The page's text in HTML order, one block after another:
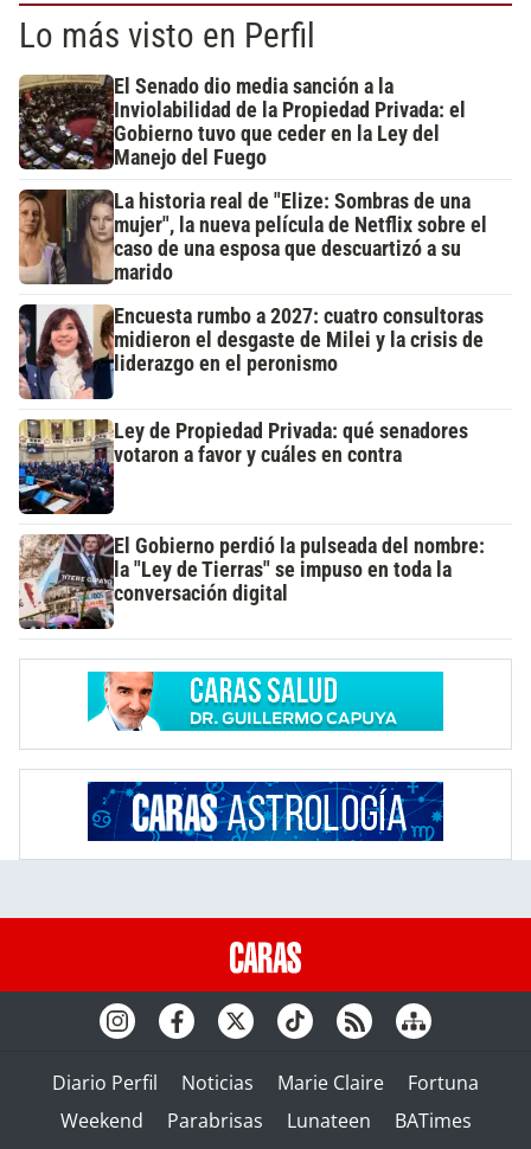
Lo más visto en Perfil
El Senado dio media sanción a la
Inviolabilidad de la Propiedad Privada: el
Gobierno tuvo que ceder en la Ley del
Manejo del Fuego
La historia real de "Elize: Sombras de una
mujer", la nueva película de Netflix sobre el
caso de una esposa que descuartizó a su
marido
Encuesta rumbo a 2027: cuatro consultoras
midieron el desgaste de Milei y la crisis de
liderazgo en el peronismo
Ley de Propiedad Privada: qué senadores
votaron a favor y cuáles en contra
El Gobierno perdió la pulseada del nombre:
la "Ley de Tierras" se impuso en toda la
conversación digital
Diario Perfil Noticias Marie Claire
Fortuna
Weekend
Parabrisas Lunateen BATimes